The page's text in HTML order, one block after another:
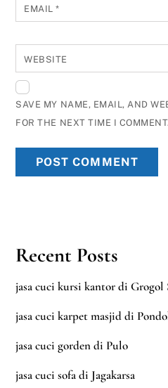
EMAIL*
WEBSITE
SAVE MY NAME, EMAIL, AND
FOR THE NEXT TIME I COMMENT.
Recent Posts
jasa cuci kursi kantor di Grogol
jasa cuci karpet masjid di
jasa cuci gorden di Pulo
jasa cuci sofa di Jagakarsa